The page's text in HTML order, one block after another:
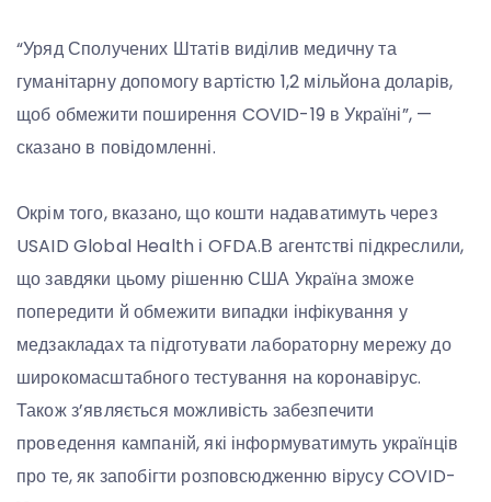
“Уряд Сполучених Штатів виділив медичну та
гуманітарну допомогу вартістю 1,2 мільйона доларів,
щоб обмежити поширення COVID-19 в Україні”, —
сказано в повідомленні.
Окрім того, вказано, що кошти надаватимуть через
USAID Global Health і OFDA.В агентстві підкреслили,
що завдяки цьому рішенню США Україна зможе
попередити й обмежити випадки інфікування у
медзакладах та підготувати лабораторну мережу до
широкомасштабного тестування на коронавірус.
Також з’являється можливість забезпечити
проведення кампаній, які інформуватимуть українців
про те, як запобігти розповсюдженню вірусу COVID-